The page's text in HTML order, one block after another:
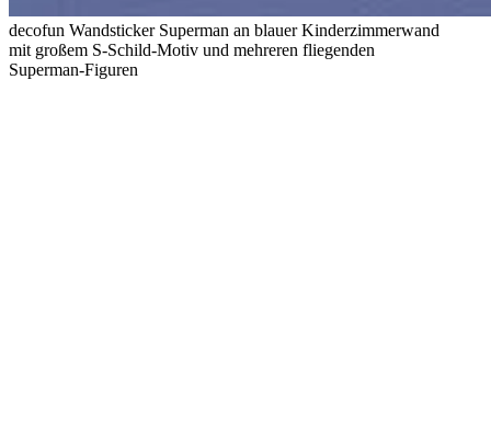
decofun Wandsticker Superman an blauer Kinderzimmerwand
mit großem S-Schild-Motiv und mehreren fliegenden
Superman-Figuren